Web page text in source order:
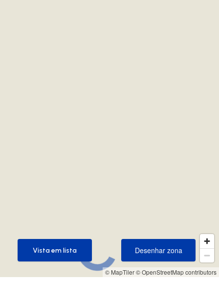
© MapTiler© OpenStreetMap contributors
Desenhar zona
Desenhar zona
Vista em lista
Vista em lista